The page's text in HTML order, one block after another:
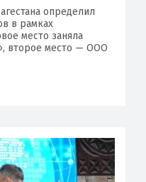
определил
в рамках
место заняла
второе место — ООО